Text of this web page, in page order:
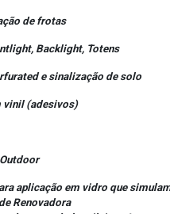
de frotas
Backlight, Totens
e sinalização de solo
vinil (adesivos)
aplicação em vidro que
Renovadora